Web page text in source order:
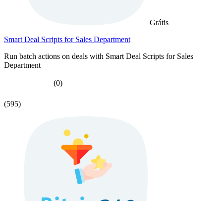
Grátis
Smart Deal Scripts for Sales Department
Run batch actions on deals with Smart Deal Scripts for Sales
Department
(0)
(595)